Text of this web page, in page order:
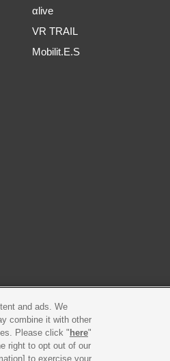
αlive
VR TRAIL
Mobilit.E.S
ポリシー Cookieポリシ
表示 製品・事業のお問
and ads. We
combine it with other
Please click " here"
right to opt out of our
to exercise your